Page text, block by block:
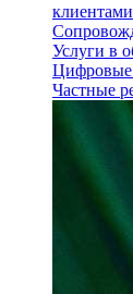
Услуги в
Цифровые
Частные